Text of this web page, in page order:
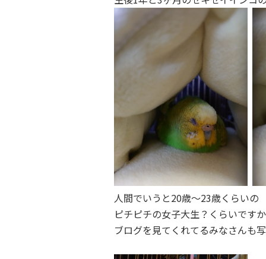
人間でいうと20歳～23歳くらいの
ピチピチの女子大生？くらいです
ブログを見てくれてるみなさんも